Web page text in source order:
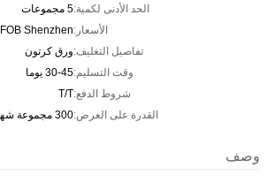
الحد الأدنى لكمية:5 مجموعات
الأسعار:FOB Shenzhen
تفاصيل التغليف:ورق كرتون
وقت التسليم:30-45 يوما
شروط الدفع:T/T
القدرة على العرض:300 مجموعة شهريا
وصف